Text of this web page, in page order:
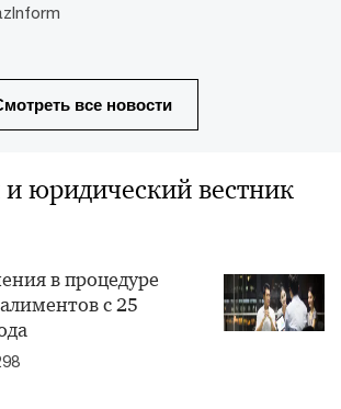
все новости
юридический вестник
в процедуре
с 25